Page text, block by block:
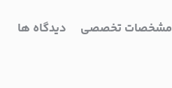
مشخصات تخصصی دیدگاه ها